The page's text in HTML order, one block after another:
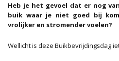
Heb je het gevoel dat er nog
buik waar je niet goed bij
vrolijker en stromender voelen?
Wellicht is deze Buikbevrijdingsdag